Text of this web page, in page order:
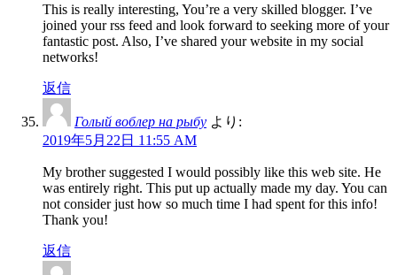
This is really interesting, You’re a very skilled blogger. I’ve
joined your rss feed and look forward to seeking more of your
fantastic post. Also, I’ve shared your website in my social
networks!
返信
Голый воблер на рыбу より:
2019年5月22日 11:55 AM
My brother suggested I would possibly like this web site. He
was entirely right. This put up actually made my day. You can
not consider just how so much time I had spent for this info!
Thank you!
返信